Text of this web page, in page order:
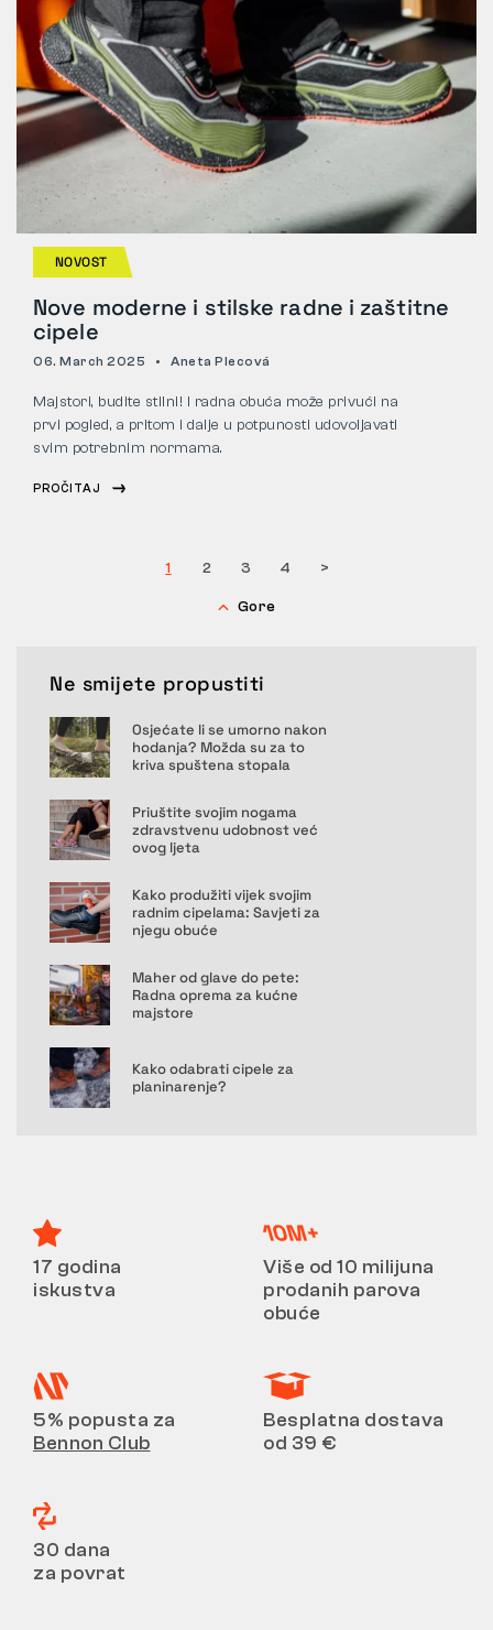
NOVOST
Nove moderne i stilske radne i zaštitne
cipele
06. March 2025 Aneta Plecová
Majstori, budite stilni! I radna obuća može privući na
prvi pogled, a pritom i dalje u potpunosti udovoljavati
svim potrebnim normama.
PROČITAJ
Ne smijete propustiti
Osjećate li se umorno nakon
hodanja? Možda su za to
kriva spuštena stopala
Priuštite svojim nogama
zdravstvenu udobnost već
ovog ljeta
Kako produžiti vijek svojim
radnim cipelama: Savjeti za
njegu obuće
Maher od glave do pete:
Radna oprema za kućne
majstore
Kako odabrati cipele za
planinarenje?
Gore
1 2 3 4 >
17 godina
iskustva
Više od 10 milijuna
prodanih parova
obuće
5% popusta za
Bennon Club
Besplatna dostava
od 39 €
30 dana
za povrat